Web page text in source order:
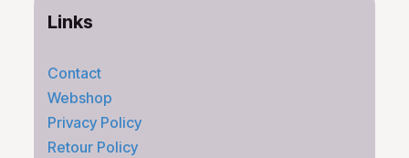
Links
Contact
Webshop
Privacy Policy
Retour Policy